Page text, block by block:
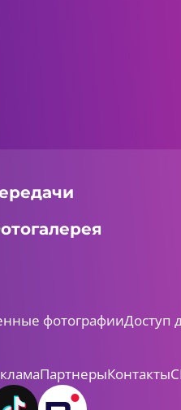
фотографииДоступ
ПартнерыКонтакты